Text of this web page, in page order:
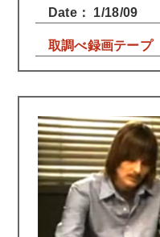
Date： 1/18/09
取調べ録画テープ